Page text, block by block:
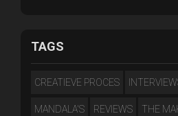
TAGS
CREATIEVE PROCES
MANDALA'S REVIEWS THE